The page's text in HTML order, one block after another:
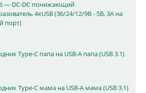
— DC-DC понижающий
4xUSB (36/24/12/9В - 5В, 3А на
порт)
Type-C папа на USB-A папа (USB 3.1)
Type-C мама на USB-A мама (USB 3.1)